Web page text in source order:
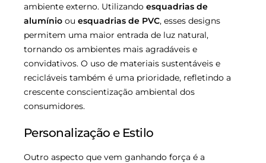
ambiente externo. Utilizando esquadrias de
alumínio ou esquadrias de PVC, esses designs
permitem uma maior entrada de luz natural,
tornando os ambientes mais agradáveis e
convidativos. O uso de materiais sustentáveis e
recicláveis também é uma prioridade, refletindo a
crescente conscientização ambiental dos
consumidores.
Personalização e Estilo
Outro aspecto que vem ganhando força é a